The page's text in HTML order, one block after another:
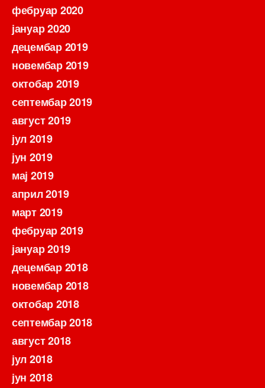
фебруар 2020
јануар 2020
децембар 2019
новембар 2019
октобар 2019
септембар 2019
август 2019
јул 2019
јун 2019
мај 2019
април 2019
март 2019
фебруар 2019
јануар 2019
децембар 2018
новембар 2018
октобар 2018
септембар 2018
август 2018
јул 2018
јун 2018